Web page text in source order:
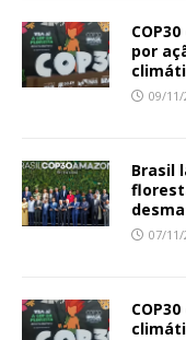
por
09/11/
Brasil
07/11/